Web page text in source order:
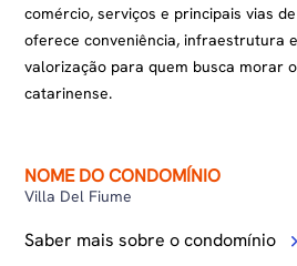
comércio, serviços e principais vias
oferece conveniência, infraestrutura
valorização para quem busca morar
catarinense.
NOME DO CONDOMÍNIO
Villa Del Fiume
Saber mais sobre o condomínio